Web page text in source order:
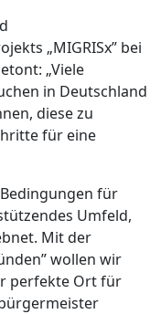
„MIGRISx” bei
„Viele
in Deutschland
diese zu
für eine
für
Umfeld,
Mit der
wollen wir
perfekte Ort für